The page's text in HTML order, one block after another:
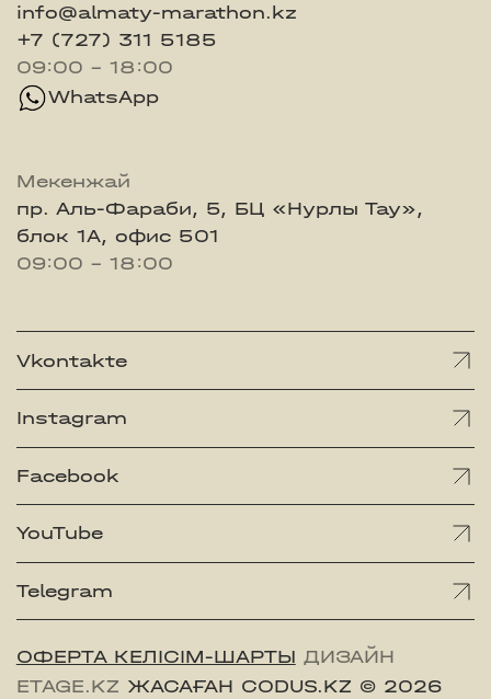
info@almaty-marathon.kz
+7 (727) 311 5185
09:00 - 18:00
WhatsApp
Мекенжай
пр. Аль-Фараби, 5, БЦ «Нурлы Тау»,
блок 1А, офис 501
09:00 - 18:00
Vkontakte
Instagram
Facebook
YouTube
Telegram
ОФЕРТА КЕЛІСІМ-ШАРТЫ ДИЗАЙН
ETAGE.KZ ЖАСАҒАН CODUS.KZ © 2026